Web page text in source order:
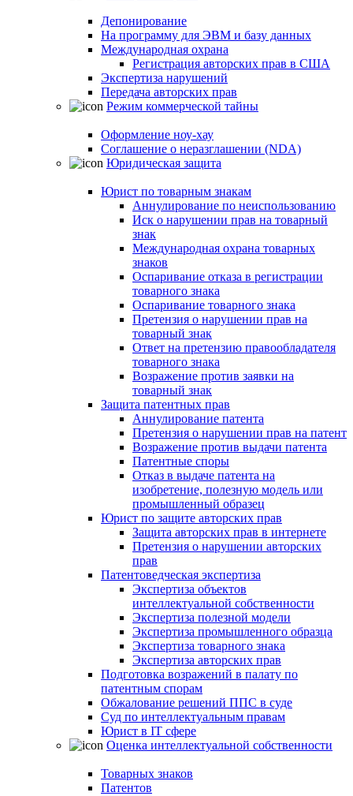
Депонирование
На программу для ЭВМ и базу данных
Международная охрана
Регистрация авторских прав в США
Экспертиза нарушений
Передача авторских прав
Режим коммерческой тайны
Оформление ноу-хау
Соглашение о неразглашении (NDA)
Юридическая защита
Юрист по товарным знакам
Аннулирование по неиспользованию
Иск о нарушении прав на товарный
знак
Международная охрана товарных
знаков
Оспаривание отказа в регистрации
товарного знака
Оспаривание товарного знака
Претензия о нарушении прав на
товарный знак
Ответ на претензию правообладателя
товарного знака
Возражение против заявки на
товарный знак
Защита патентных прав
Аннулирование патента
Претензия о нарушении прав на патент
Возражение против выдачи патента
Патентные споры
Отказ в выдаче патента на
изобретение, полезную модель или
промышленный образец
Юрист по защите авторских прав
Защита авторских прав в интернете
Претензия о нарушении авторских
прав
Патентоведческая экспертиза
Экспертиза объектов
интеллектуальной собственности
Экспертиза полезной модели
Экспертиза промышленного образца
Экспертиза товарного знака
Экспертиза авторских прав
Подготовка возражений в палату по
патентным спорам
Обжалование решений ППС в суде
Суд по интеллектуальным правам
Юрист в IT сфере
Оценка интеллектуальной собственности
Товарных знаков
Патентов